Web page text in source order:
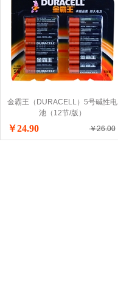
金霸王（DURACELL）5号碱性电
池（12节/版）
￥24.90 ￥26.00